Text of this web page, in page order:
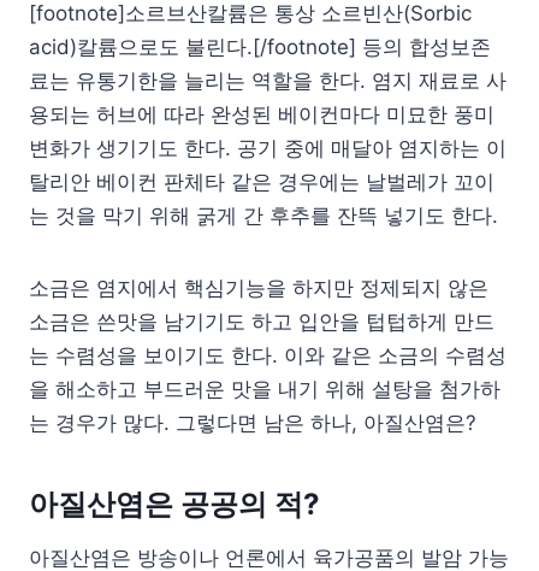
[footnote]소르브산칼륨은 통상 소르빈산(Sorbic
acid)칼륨으로도 불린다.[/footnote] 등의 합성보존
료는 유통기한을 늘리는 역할을 한다. 염지 재료로 사
용되는 허브에 따라 완성된 베이컨마다 미묘한 풍미
변화가 생기기도 한다. 공기 중에 매달아 염지하는 이
탈리안 베이컨 판체타 같은 경우에는 날벌레가 꼬이
는 것을 막기 위해 굵게 간 후추를 잔뜩 넣기도 한다.
소금은 염지에서 핵심기능을 하지만 정제되지 않은
소금은 쓴맛을 남기기도 하고 입안을 텁텁하게 만드
는 수렴성을 보이기도 한다. 이와 같은 소금의 수렴성
을 해소하고 부드러운 맛을 내기 위해 설탕을 첨가하
는 경우가 많다. 그렇다면 남은 하나, 아질산염은?
아질산염은 공공의 적?
아질산염은 방송이나 언론에서 육가공품의 발암 가능